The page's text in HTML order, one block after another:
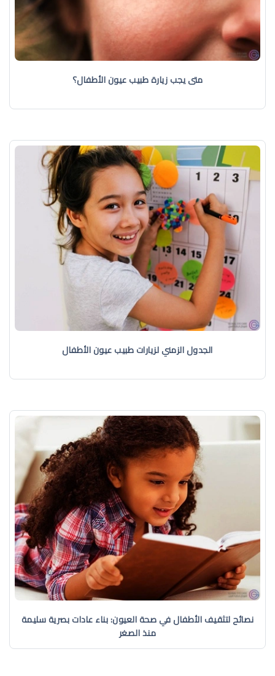
متى يجب زيارة طبيب عيون الأطفال؟
الجدول الزمني لزيارات طبيب عيون الأطفال
نصائح لتثقيف الأطفال في صحة العيون: بناء عادات بصرية سليمة
منذ الصغر